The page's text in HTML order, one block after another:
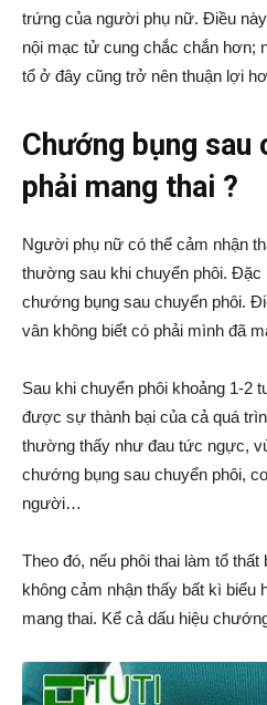
trứng của người phụ nữ. Điều
nội mạc tử cung chắc chắn hơn;
tổ ở đây cũng trở nên thuận lợi
Chướng bụng sau
phải mang thai ?
Người phụ nữ có thể cảm nhận
thường sau khi chuyển phôi. Đặc
chướng bụng sau chuyển phôi.
vân không biết có phải mình đã
Sau khi chuyển phôi khoảng 1-2
được sự thành bại của cả quá
thường thấy như đau tức ngực,
chướng bụng sau chuyển phôi,
người…
Theo đó, nếu phôi thai làm tổ
không cảm nhận thấy bất kì biểu
mang thai. Kể cả dấu hiệu